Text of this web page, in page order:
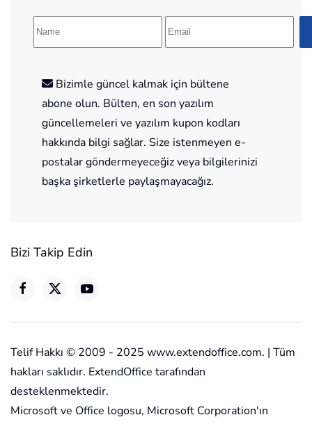
Bizimle güncel kalmak için bültene
abone olun. Bülten, en son yazılım
güncellemeleri ve yazılım kupon kodları
hakkında bilgi sağlar. Size istenmeyen e-
postalar göndermeyeceğiz veya bilgilerinizi
başka şirketlerle paylaşmayacağız.
Bizi Takip Edin
Telif Hakkı © 2009 - 2025 www.extendoffice.com. | Tüm
hakları saklıdır. ExtendOffice tarafından
desteklenmektedir.
Microsoft ve Office logosu, Microsoft Corporation'ın